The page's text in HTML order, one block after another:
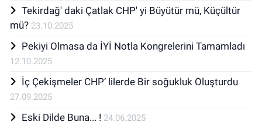
Tekirdağ' daki Çatlak CHP' yi Büyütür mü, Küçültür
mü? 23.10.2025
Pekiyi Olmasa da İYİ Notla Kongrelerini Tamamladı
12.10.2025
İç Çekişmeler CHP’ lilerde Bir soğukluk Oluşturdu
27.09.2025
Eski Dilde Buna... ! 24.06.2025